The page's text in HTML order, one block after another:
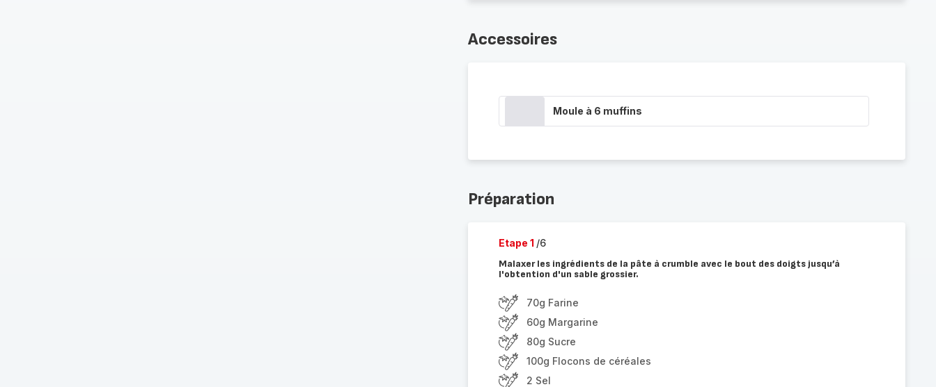
Accessoires
Moule à 6 muffins
Préparation
Etape 1 /6
Malaxer les ingrédients de la pâte à crumble avec le bout des doigts jusqu’à
l'obtention d'un sable grossier.
70g Farine
60g Margarine
80g Sucre
100g Flocons de céréales
2 Sel